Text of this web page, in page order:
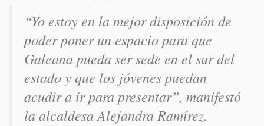
“Yo estoy en la mejor disposición de
poder poner un espacio para que
Galeana pueda ser sede en el sur del
estado y que los jóvenes puedan
acudir a ir para presentar”, manifestó
la alcaldesa Alejandra Ramírez.